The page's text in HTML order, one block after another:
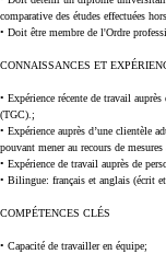
comparative des études effectuées
• Doit être membre de l'Ordre
CONNAISSANCES ET
• Expérience récente de travail
(TGC).;
• Expérience auprès d’une clientèle
pouvant mener au recours de
• Expérience de travail auprès de
• Bilingue: français et anglais (écrit
COMPÉTENCES CLÉS
• Capacité de travailler en équipe;